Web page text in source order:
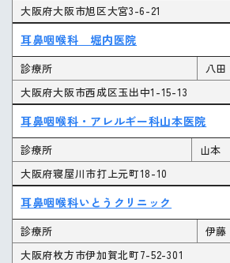
大阪府大阪市旭区大宮3-6-21
耳鼻咽喉科 堀内医院
診療所
八
大阪府大阪市西成区玉出中1-15-13
耳鼻咽喉科・アレルギー科山本医院
診療所
山本
大阪府寝屋川市打上元町18-10
耳鼻咽喉科いとうクリニック
診療所
伊
大阪府枚方市伊加賀北町7-52-301